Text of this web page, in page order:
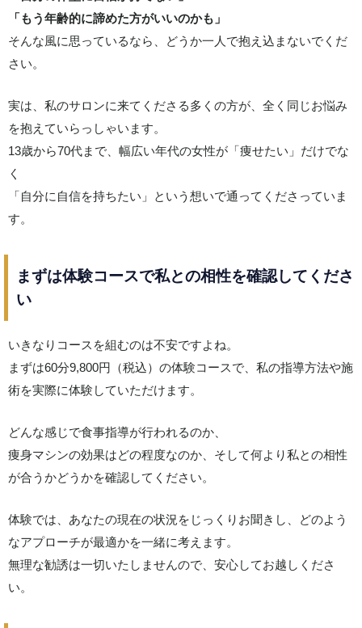
「もう年齢的に諦めた方がいいのかも」
そんな風に思っているなら、どうか一人で抱え込まないでくだ
さい。
実は、私のサロンに来てくださる多くの方が、全く同じお悩み
を抱えていらっしゃいます。
13歳から70代まで、幅広い年代の女性が「痩せたい」だけでな
く
「自分に自信を持ちたい」という想いで通ってくださっていま
す。
まずは体験コースで私との相性を確認してくださ
い
いきなりコースを組むのは不安ですよね。
まずは60分9,800円（税込）の体験コースで、私の指導方法や施
術を実際に体験していただけます。
どんな感じで食事指導が行われるのか、
痩身マシンの効果はどの程度なのか、そして何より私との相性
が合うかどうかを確認してください。
体験では、あなたの現在の状況をじっくりお聞きし、どのよう
なアプローチが最適かを一緒に考えます。
無理な勧誘は一切いたしませんので、安心してお越しくださ
い。